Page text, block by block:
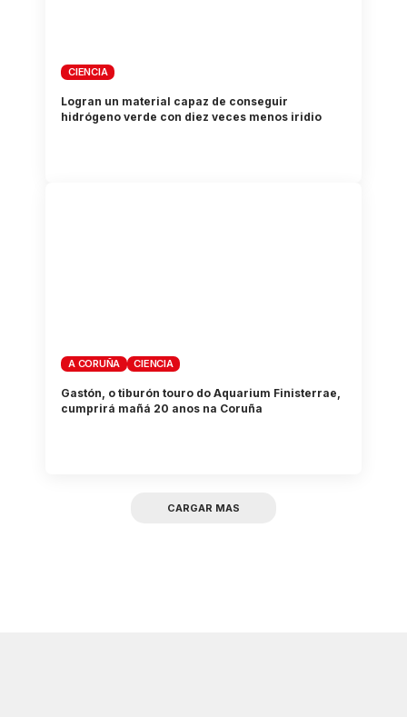
CIENCIA
Logran un material capaz de conseguir
hidrógeno verde con diez veces menos iridio
A CORUÑA CIENCIA
Gastón, o tiburón touro do Aquarium Finisterrae,
cumprirá mañá 20 anos na Coruña
CARGAR MAS